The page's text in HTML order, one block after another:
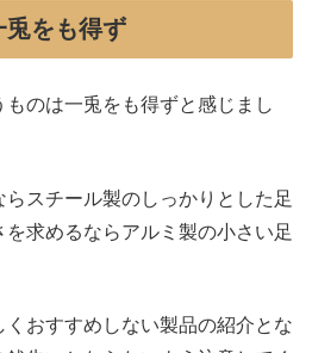
兎をも得ず
のは一兎をも得ずと感じまし
スチール製のしっかりとした足
求めるならアルミ製の小さい足
おすすめしない製品の紹介とな